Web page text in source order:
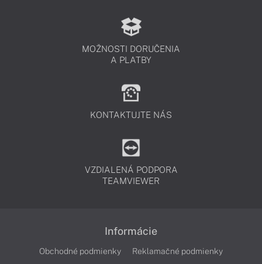
MOŽNOSTI DORUČENIA
A PLATBY
KONTAKTUJTE NÁS
VZDIALENÁ PODPORA
TEAMVIEWER
Informácie
Obchodné podmienky
Reklamačné podmienky